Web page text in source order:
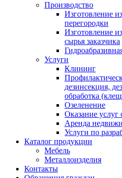
Производство
Изготовление
перегородки
Изготовление
сырья заказчика
Услуги
Клининг
дезинсекция,
обработка
Озеленение
Оказание услуг
Аренда
Услуги по
Каталог продукции
Мебель
Металлоизделия
Контакты